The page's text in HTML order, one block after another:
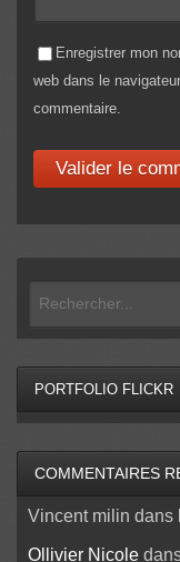
Enregistrer mon
web dans le
commentaire.
PORTFOLIO FLICKR
COMMENTAIRES
Vincent milin dans
Ollivier Nicole